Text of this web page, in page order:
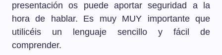
presentación os puede aportar seguridad a la
hora de hablar. Es muy MUY importante que
utilicéis un lenguaje sencillo y fácil de
comprender.